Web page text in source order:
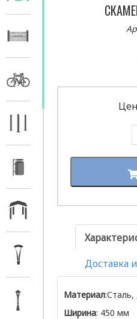
Доставка
Материал:Сталь,
Ширина: 450 мм